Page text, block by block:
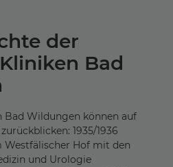
ausgebildete Fachkräfte
der
Bad
Bad Wildungen können auf
1935/1936
Westfälischer Hof mit den
und Urologie